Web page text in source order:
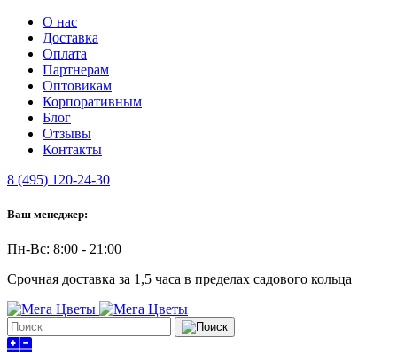
О нас
Доставка
Оплата
Партнерам
Оптовикам
Корпоративным
Блог
Отзывы
Контакты
8 (495) 120-24-30
Ваш менеджер:
Пн-Вс: 8:00 - 21:00
Срочная доставка за 1,5 часа в пределах садового кольца